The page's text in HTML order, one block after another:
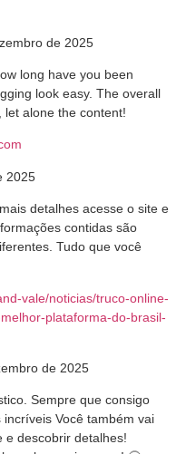
de 2025
long have you been
look easy. The overall
let alone the content!
2025
detalhes acesse o site e
contidas são
Tudo que você
vale/noticias/truco-online-
plataforma-do-brasil-
de 2025
Sempre que consigo
Você também vai
e descobrir detalhes!